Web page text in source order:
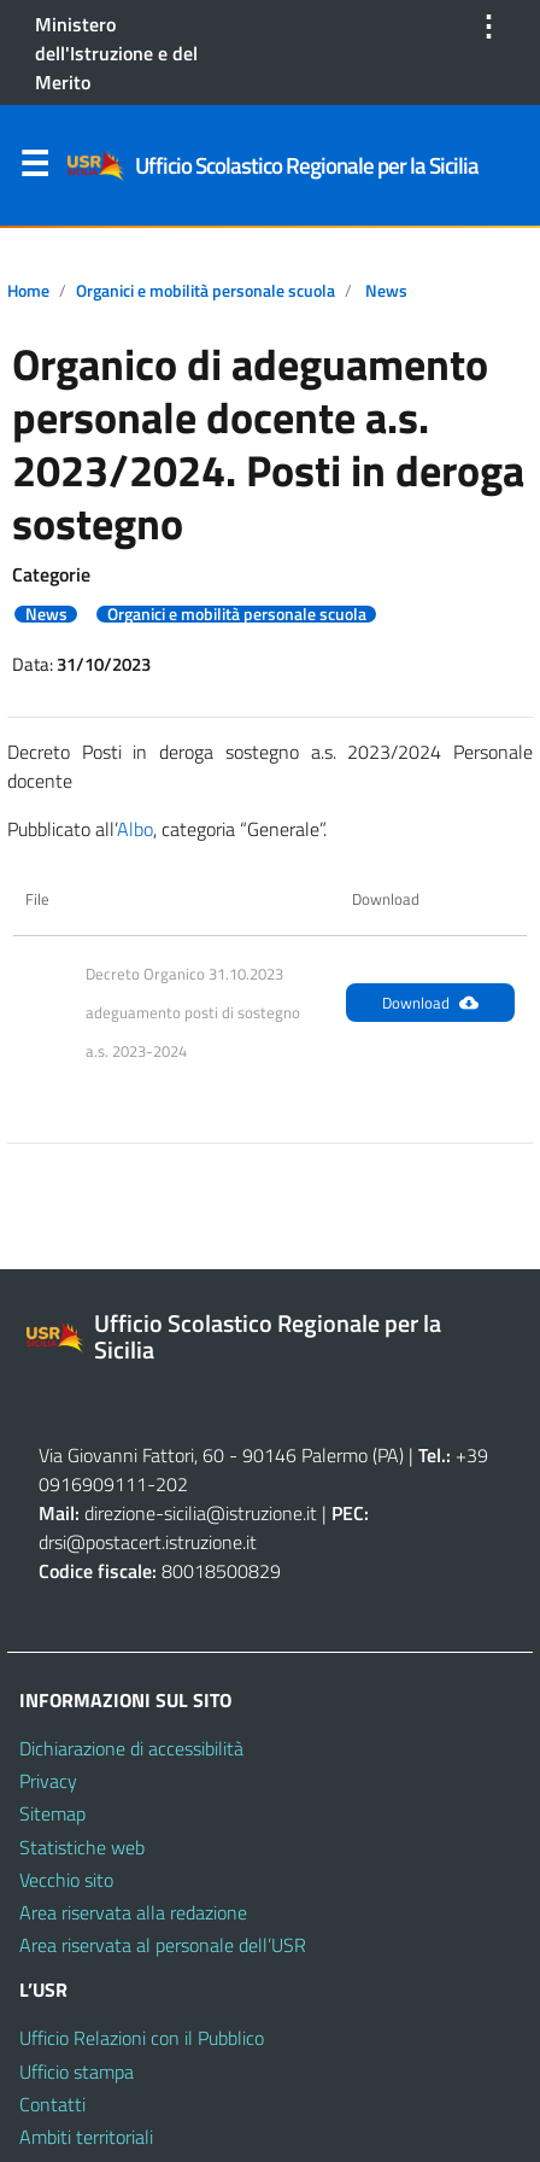
Ministero
dell'Istruzione e del
Merito
⋮
Ufficio Scolastico Regionale per la Sicilia
Home Organici e mobilità personale scuola News
Organico di adeguamento
personale docente a.s.
2023/2024. Posti in deroga
sostegno
Categorie
News Organici e mobilità personale scuola
Data:31/10/2023
Decreto Posti in deroga sostegno a.s. 2023/2024 Personale
docente
Pubblicato all’Albo, categoria “Generale”.
File Download
Decreto Organico 31.10.2023
adeguamento posti di sostegno
a.s. 2023-2024
Download
Ufficio Scolastico Regionale per la
Sicilia
Via Giovanni Fattori, 60 - 90146 Palermo (PA) | Tel.: +39
0916909111-202
Mail: direzione-sicilia@istruzione.it | PEC:
drsi@postacert.istruzione.it
Codice fiscale: 80018500829
INFORMAZIONI SUL SITO
Dichiarazione di accessibilità
Privacy
Sitemap
Statistiche web
Vecchio sito
Area riservata alla redazione
Area riservata al personale dell’USR
L’USR
Ufficio Relazioni con il Pubblico
Ufficio stampa
Contatti
Ambiti territoriali